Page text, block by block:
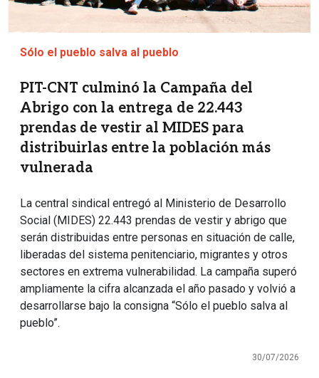
Sólo el pueblo salva al pueblo
PIT-CNT culminó la Campaña del
Abrigo con la entrega de 22.443
prendas de vestir al MIDES para
distribuirlas entre la población más
vulnerada
La central sindical entregó al Ministerio de Desarrollo
Social (MIDES) 22.443 prendas de vestir y abrigo que
serán distribuidas entre personas en situación de calle,
liberadas del sistema penitenciario, migrantes y otros
sectores en extrema vulnerabilidad. La campaña superó
ampliamente la cifra alcanzada el año pasado y volvió a
desarrollarse bajo la consigna “Sólo el pueblo salva al
pueblo”.
30/07/2026